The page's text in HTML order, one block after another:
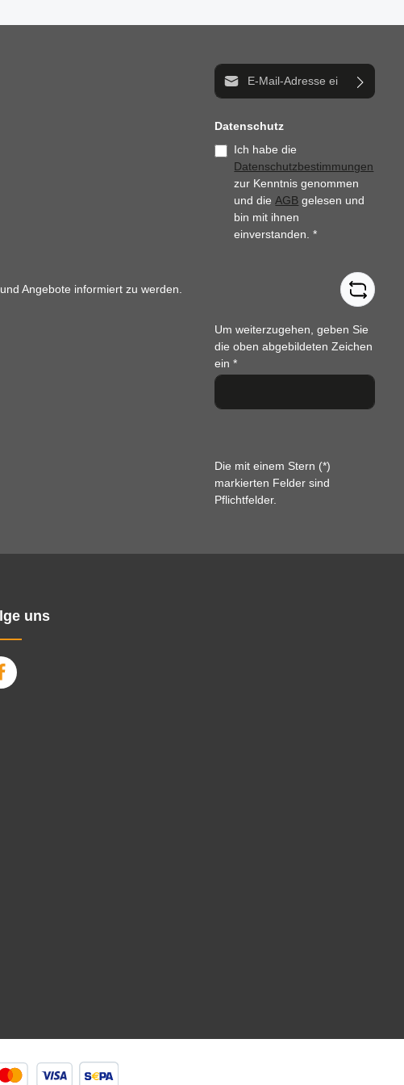
Angebote informiert zu werden.
E-Mail-Adresse*
Datenschutz
Ich habe die
Datenschutzbestimmungen
zur Kenntnis genommen
und dieAGB gelesen und
bin mit ihnen
einverstanden.*
Um weiterzugehen, geben Sie
die oben abgebildeten Zeichen
ein*
Die mit einem Stern (*)
markierten Felder sind
Pflichtfelder.
uns